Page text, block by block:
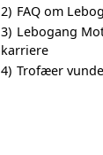
2) FAQ om
3) Lebogang
karriere
4) Trofæer